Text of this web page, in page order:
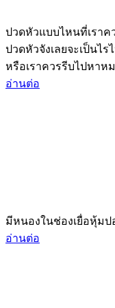
ปวดหัวแบบไหนที่เราค
ปวดหัวจังเลยจะเป็นไ
หรือเราควรรีบไปหาห
อ่านต่อ
มีหนองในช่องเยื่อหุ้มปอ
อ่านต่อ